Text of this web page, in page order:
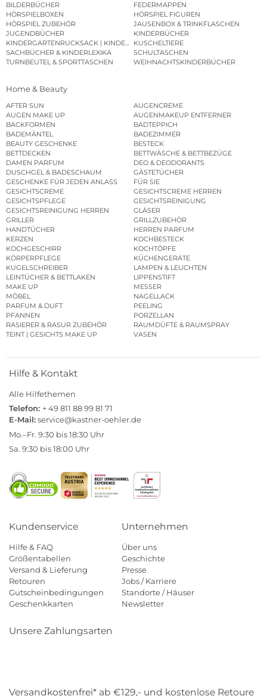
BILDERBÜCHER
FEDERMAPPEN
HÖRSPIELBOXEN
HÖRSPIEL FIGUREN
HÖRSPIEL ZUBEHÖR
JAUSENBOX & TRINKFLASCHEN
JUGENDBÜCHER
KINDERBÜCHER
KINDERGARTENRUCKSACK | KINDERGARTENBEUTEL
KUSCHELTIERE
SACHBÜCHER & KINDERLEXIKA
SCHULTASCHEN
TURNBEUTEL & SPORTTASCHEN
WEIHNACHTSKINDERBÜCHER
Home & Beauty
AFTER SUN
AUGENCREME
AUGEN MAKE UP
AUGENMAKEUP ENTFERNER
BACKFORMEN
BADTEPPICH
BADEMÄNTEL
BADEZIMMER
BEAUTY GESCHENKE
BESTECK
BETTDECKEN
BETTWÄSCHE & BETTBEZÜGE
DAMEN PARFUM
DEO & DEODORANTS
DUSCHGEL & BADESCHAUM
GÄSTETÜCHER
GESCHENKE FÜR JEDEN ANLASS
FÜR SIE
GESICHTSCREME
GESICHTSCREME HERREN
GESICHTSPFLEGE
GESICHTSREINIGUNG
GESICHTSREINIGUNG HERREN
GLÄSER
GRILLER
GRILLZUBEHÖR
HANDTÜCHER
HERREN PARFUM
KERZEN
KOCHBESTECK
KOCHGESCHIRR
KOCHTÖPFE
KÖRPERPFLEGE
KÜCHENGERÄTE
KUGELSCHREIBER
LAMPEN & LEUCHTEN
LEINTÜCHER & BETTLAKEN
LIPPENSTIFT
MAKE UP
MESSER
MÖBEL
NAGELLACK
PARFUM & DUFT
PEELING
PFANNEN
PORZELLAN
RASIERER & RASUR ZUBEHÖR
RAUMDÜFTE & RAUMSPRAY
TEINT | GESICHTS MAKE UP
VASEN
Hilfe & Kontakt
Alle Hilfethemen
Telefon: + 49 811 88 99 81 71
E-Mail:service@kastner-oehler.de
Mo.–Fr. 9:30 bis 18:30 Uhr
Sa. 9:30 bis 18:00 Uhr
Kundenservice
Hilfe & FAQ
Größentabellen
Versand & Lieferung
Retouren
Gutscheinbedingungen
Geschenkkarten
Unternehmen
Über uns
Geschichte
Presse
Jobs / Karriere
Standorte / Häuser
Newsletter
Unsere Zahlungsarten
Versandkostenfrei* ab €129,- und kostenlose Retoure